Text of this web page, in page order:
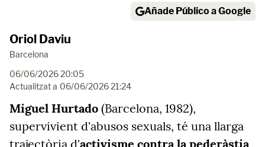
Añade Público a Google
Oriol Daviu
Barcelona
06/06/2026 20:05
Actualitzat a 06/06/2026 21:24
Miguel Hurtado (Barcelona, 1982),
supervivient d'abusos sexuals, té una llarga
trajectòria d'activisme contra la pederàstia